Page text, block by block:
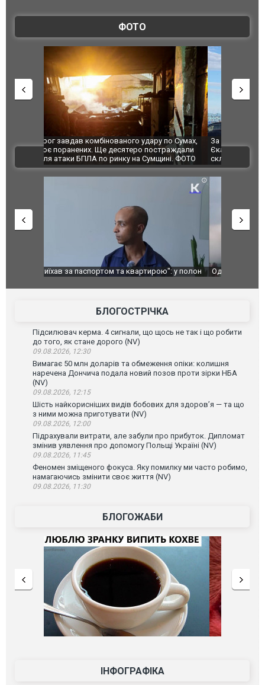
ФОТО
За 2000 кілометрів від кордону з Україною: в
Єкатеринбурзі після атаки дронів загорівся
склад Wildberries. ФОТО. ВІДЕО
"Мої
ВІДЕО
Одесу накрила потужна злива з градом та
Вже
БЛОГОСТРІЧКА
Підсилювач керма. 4 сигнали, що щось не так і що робити
до того, як стане дорого (NV)
09.08.2026, 12:30
Вимагає 50 млн доларів та обмеження опіки: колишня
наречена Дончича подала новий позов проти зірки НБА
(NV)
09.08.2026, 12:15
Шість найкорисніших видів бобових для здоров’я — та що
з ними можна приготувати (NV)
09.08.2026, 12:00
Підрахували витрати, але забули про прибуток. Дипломат
змінив уявлення про допомогу Польщі Україні (NV)
09.08.2026, 11:45
Феномен зміщеного фокуса. Яку помилку ми часто робимо,
намагаючись змінити своє життя (NV)
09.08.2026, 11:30
БЛОГОЖАБИ
ІНФОГРАФІКА